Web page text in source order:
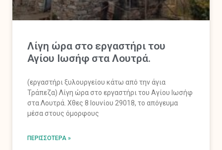
Λίγη ώρα στο εργαστήρι του
Αγίου Ιωσήφ στα Λουτρά.
(εργαστήρι ξυλουργείου κάτω από την άγια
Τράπεζα) Λίγη ώρα στο εργαστήρι του Αγίου Ιωσήφ
στα Λουτρά. Χθες 8 Ιουνίου 29018, το απόγευμα
μέσα στους όμορφους
ΠΕΡΙΣΣΌΤΕΡΑ »